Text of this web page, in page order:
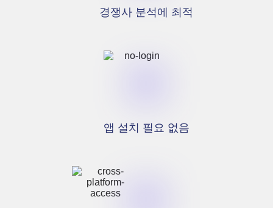
경쟁사 분석에 최적
앱 설치 필요 없음